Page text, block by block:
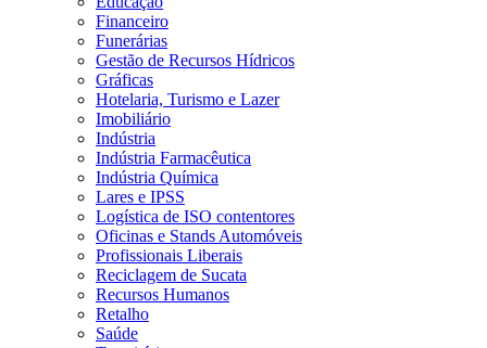
Financeiro
Funerárias
Gestão de Recursos Hídricos
Gráficas
Hotelaria, Turismo e Lazer
Imobiliário
Indústria
Indústria Farmacêutica
Indústria Química
Lares e IPSS
Logística de ISO contentores
Oficinas e Stands Automóveis
Profissionais Liberais
Reciclagem de Sucata
Recursos Humanos
Retalho
Saúde